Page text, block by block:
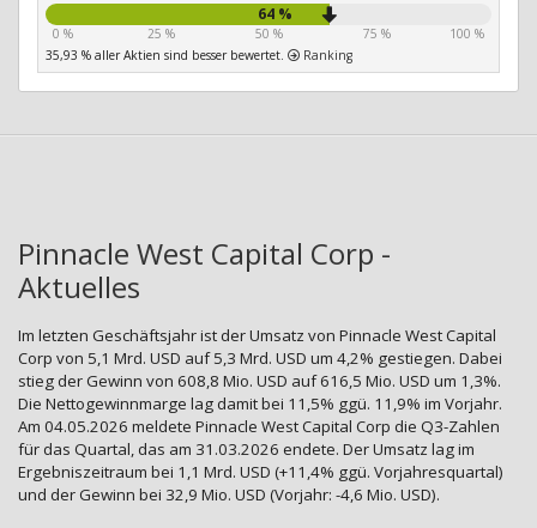
64 %
0 % 25 % 50 % 75 %
100 %
35,93 % aller Aktien sind besser bewertet.
Ranking
Pinnacle West Capital Corp -
Aktuelles
Im letzten Geschäftsjahr ist der Umsatz von Pinnacle West Capital
Corp von 5,1 Mrd. USD auf 5,3 Mrd. USD um 4,2% gestiegen. Dabei
stieg der Gewinn von 608,8 Mio. USD auf 616,5 Mio. USD um 1,3%.
Die Nettogewinnmarge lag damit bei 11,5% ggü. 11,9% im Vorjahr.
Am 04.05.2026 meldete Pinnacle West Capital Corp die Q3-Zahlen
für das Quartal, das am 31.03.2026 endete. Der Umsatz lag im
Ergebniszeitraum bei 1,1 Mrd. USD (+11,4% ggü. Vorjahresquartal)
und der Gewinn bei 32,9 Mio. USD (Vorjahr: -4,6 Mio. USD).